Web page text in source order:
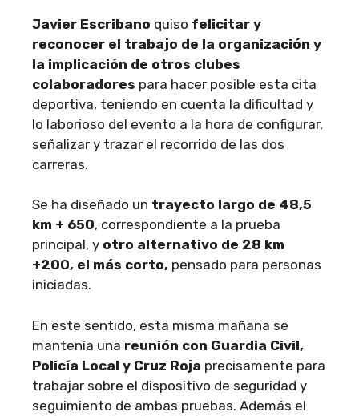
Javier Escribano quiso felicitar y
reconocer el trabajo de la organización y
la implicación de otros clubes
colaboradores para hacer posible esta cita
deportiva, teniendo en cuenta la dificultad y
lo laborioso del evento a la hora de configurar,
señalizar y trazar el recorrido de las dos
carreras.
Se ha diseñado un trayecto largo de 48,5
km + 650, correspondiente a la prueba
principal, y otro alternativo de 28 km
+200, el más corto, pensado para personas
iniciadas.
En este sentido, esta misma mañana se
mantenía una reunión con Guardia Civil,
Policía Local y Cruz Roja precisamente para
trabajar sobre el dispositivo de seguridad y
seguimiento de ambas pruebas. Además el